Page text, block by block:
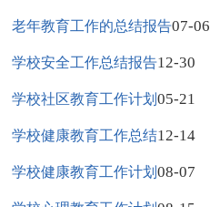
老年教育工作的总结报告07-06
学校安全工作总结报告12-30
学校社区教育工作计划05-21
学校健康教育工作总结12-14
学校健康教育工作计划08-07